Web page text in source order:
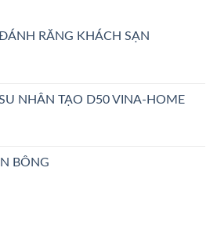
RĂNG KHÁCH SẠN
NHÂN TẠO D50 VINA-HOME
BÔNG